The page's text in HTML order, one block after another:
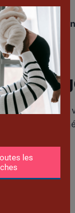
et la
semaines,
première